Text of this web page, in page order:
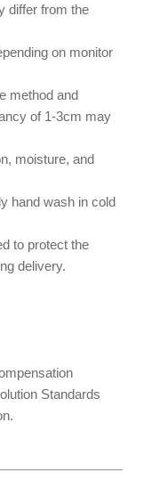
differ from the
on monitor
method and
of 1-3cm may
moisture, and
hand wash in cold
to protect the
delivery.
Standards